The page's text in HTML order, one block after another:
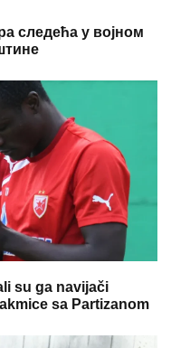
следећа у војном
su ga navijači
sa Partizanom